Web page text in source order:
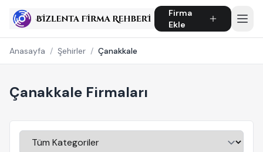
Firma
Ekle
Anasayfa / Şehirler / Çanakkale
Çanakkale Firmaları